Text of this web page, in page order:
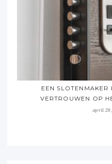
EEN SLOTENMAKER
VERTROUWEN OP
april